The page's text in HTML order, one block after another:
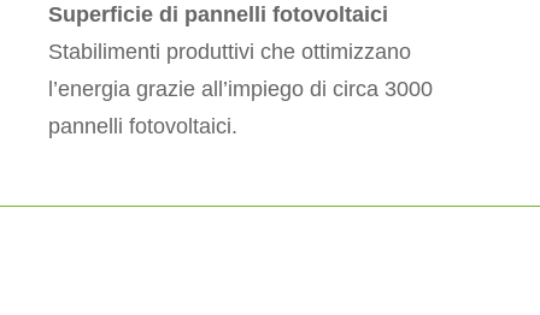
Superficie di pannelli fotovoltaici
Stabilimenti produttivi che ottimizzano
l’energia grazie all’impiego di circa 3000
pannelli fotovoltaici.